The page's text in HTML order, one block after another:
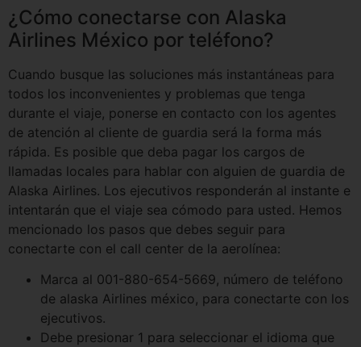
¿Cómo conectarse con Alaska
Airlines México por teléfono?
Cuando busque las soluciones más instantáneas para
todos los inconvenientes y problemas que tenga
durante el viaje, ponerse en contacto con los agentes
de atención al cliente de guardia será la forma más
rápida. Es posible que deba pagar los cargos de
llamadas locales para hablar con alguien de guardia de
Alaska Airlines. Los ejecutivos responderán al instante e
intentarán que el viaje sea cómodo para usted. Hemos
mencionado los pasos que debes seguir para
conectarte con el call center de la aerolínea:
Marca al 001-880-654-5669, número de teléfono
de alaska Airlines méxico, para conectarte con los
ejecutivos.
Debe presionar 1 para seleccionar el idioma que